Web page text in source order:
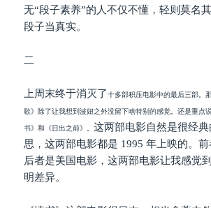
无“段子素养”的人不仅不懂，轻则莫名
段子当真实。
二
上周末终于消灭了十多部积压电影中的最后三部。
歌》除了让我想到波妞之外没留下啥特别的感觉。还是重点
书》和《日出之前》。这两部电影自然是很经
思，这两部电影都是 1995 年上映的。前
后者是美国电影，这两部电影让我感觉
明差异。